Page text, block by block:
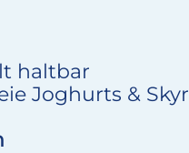
haltbar
Joghurts & Skyr